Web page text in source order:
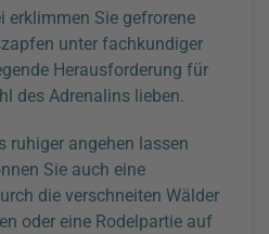
erklimmen Sie gefrorene
unter fachkundiger
Herausforderung für
des Adrenalins lieben.
ruhiger angehen lassen
Sie auch eine
die verschneiten Wälder
oder eine Rodelpartie auf